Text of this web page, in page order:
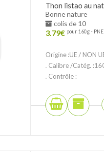
Thon listao au
Bonne nature
colis de 10
3.79€ pour 160g -
Origine :UE / NON
. Calibre /Catég.
. Contrôle :